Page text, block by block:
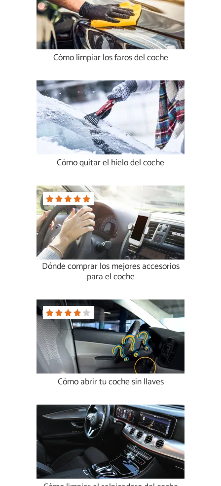
Cómo limpiar los faros del coche
Cómo quitar el hielo del coche
Dónde comprar los mejores accesorios
para el coche
Cómo abrir tu coche sin llaves